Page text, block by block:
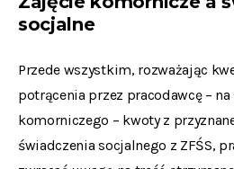
socjalne
Przede wszystkim, rozważając
potrącenia przez pracodawcę –
komorniczego – kwoty z
świadczenia socjalnego z ZFŚS,